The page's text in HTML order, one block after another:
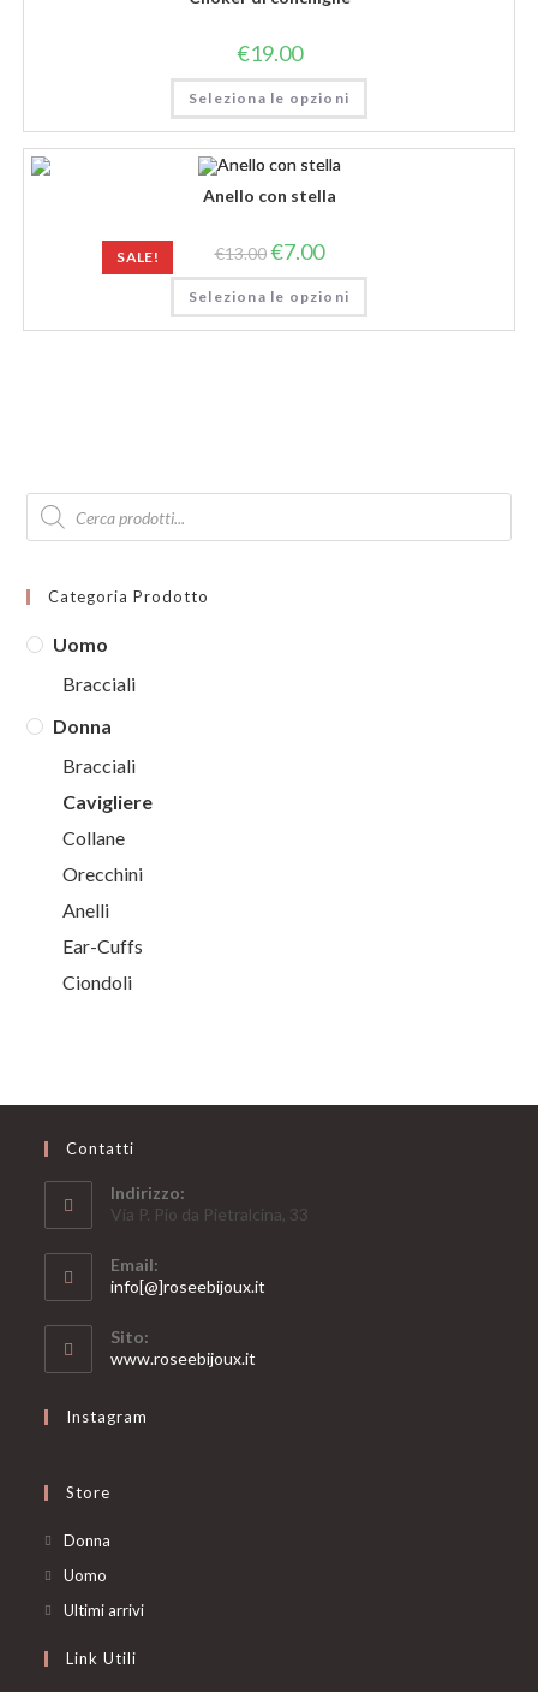
€19.00
Seleziona le opzioni
SALE!
Anello con stella
€13.00 €7.00
Seleziona le opzioni
Products
search
Categoria Prodotto
Uomo
Bracciali
Donna
Bracciali
Cavigliere
Collane
Orecchini
Anelli
Ear-Cuffs
Ciondoli
Contatti
Indirizzo:
Via P. Pio da Pietralcina, 33
Email:
info[@]roseebijoux.it
Sito:
www.roseebijoux.it
Instagram
Store
Donna
tab
Uomo
in
new
Ultimi arriviOpens
Link Utili